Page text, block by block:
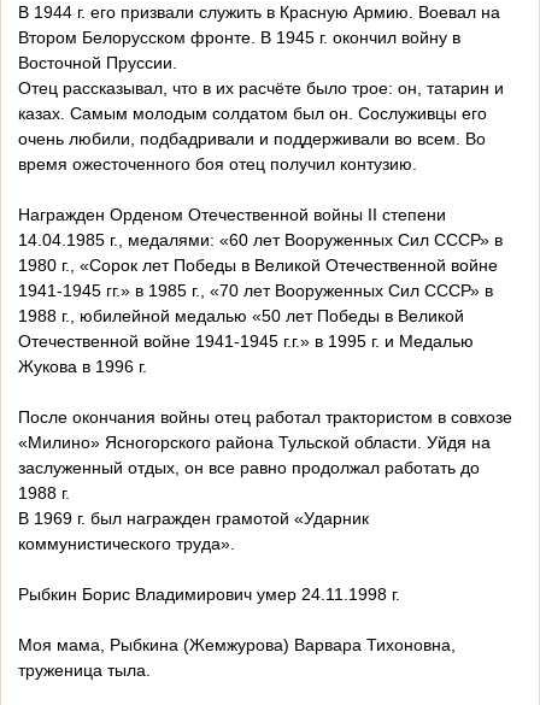
В 1944 г. его призвали служить в Красную Армию. Воевал на
Втором Белорусском фронте. В 1945 г. окончил войну в
Восточной Пруссии.
Отец рассказывал, что в их расчёте было трое: он, татарин и
казах. Самым молодым солдатом был он. Сослуживцы его
очень любили, подбадривали и поддерживали во всем. Во
время ожесточенного боя отец получил контузию.
Награжден Орденом Отечественной войны II степени
14.04.1985 г., медалями: «60 лет Вооруженных Сил СССР» в
1980 г., «Сорок лет Победы в Великой Отечественной войне
1941-1945 гг.» в 1985 г., «70 лет Вооруженных Сил СССР» в
1988 г., юбилейной медалью «50 лет Победы в Великой
Отечественной войне 1941-1945 г.г.» в 1995 г. и Медалью
Жукова в 1996 г.
После окончания войны отец работал трактористом в совхозе
«Милино» Ясногорского района Тульской области. Уйдя на
заслуженный отдых, он все равно продолжал работать до
1988 г.
В 1969 г. был награжден грамотой «Ударник
коммунистического труда».
Рыбкин Борис Владимирович умер 24.11.1998 г.
Моя мама, Рыбкина (Жемжурова) Варвара Тихоновна,
труженица тыла.